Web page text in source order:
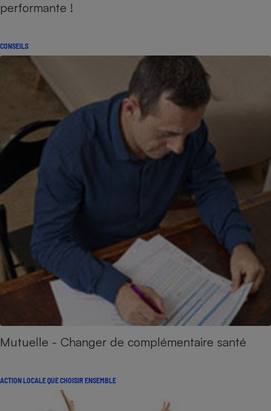
performante !
CONSEILS
Mutuelle - Changer de complémentaire santé
ACTION LOCALE QUE CHOISIR ENSEMBLE